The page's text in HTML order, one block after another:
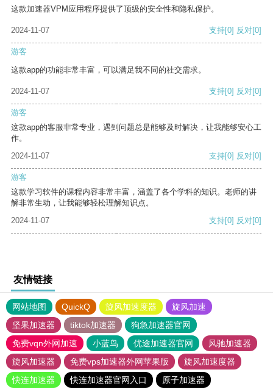
这款加速器VPM应用程序提供了顶级的安全性和隐私保护。
2024-11-07 支持[0] 反对[0]
游客
这款app的功能非常丰富，可以满足我不同的社交需求。
2024-11-07 支持[0] 反对[0]
游客
这款app的客服非常专业，遇到问题总是能够及时解决，让我能够安心工
作。
2024-11-07
支持[0] 反对[0]
游客
这款学习软件的课程内容非常丰富，涵盖了各个学科的知识。老师的讲
解非常生动，让我能够轻松理解知识点。
2024-11-07
支持[0] 反对[0]
友情链接
网站地图 QuickQ 旋风加速度器
旋风加速
坚果加速器
tiktok加速器
狗急加速器官网
免费vqn外网加速
小蓝鸟 优途加速器官网
风驰加速器
旋风加速器
免费vps加速器外网苹果版
旋风加速度器
快连加速器
快连加速器官网入口
原子加速器